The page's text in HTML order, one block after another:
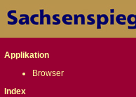
Applikation
Browser
Index